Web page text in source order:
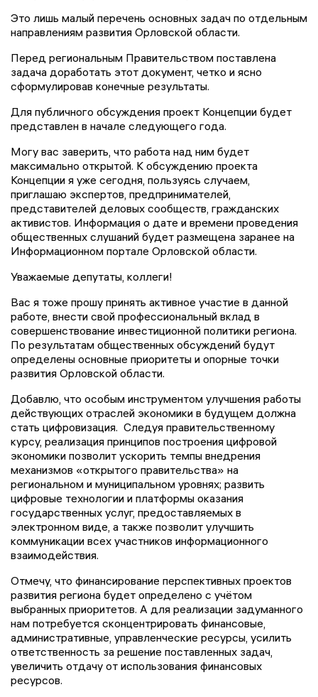
Это лишь малый перечень основных задач по отдельным
направлениям развития Орловской области.
Перед региональным Правительством поставлена
задача доработать этот документ, четко и ясно
сформулировав конечные результаты.
Для публичного обсуждения проект Концепции будет
представлен в начале следующего года.
Могу вас заверить, что работа над ним будет
максимально открытой. К обсуждению проекта
Концепции я уже сегодня, пользуясь случаем,
приглашаю экспертов, предпринимателей,
представителей деловых сообществ, гражданских
активистов. Информация о дате и времени проведения
общественных слушаний будет размещена заранее на
Информационном портале Орловской области.
Уважаемые депутаты, коллеги!
Вас я тоже прошу принять активное участие в данной
работе, внести свой профессиональный вклад в
совершенствование инвестиционной политики региона.
По результатам общественных обсуждений будут
определены основные приоритеты и опорные точки
развития Орловской области.
Добавлю, что особым инструментом улучшения работы
действующих отраслей экономики в будущем должна
стать цифровизация. Следуя правительственному
курсу, реализация принципов построения цифровой
экономики позволит ускорить темпы внедрения
механизмов «открытого правительства» на
региональном и муниципальном уровнях; развить
цифровые технологии и платформы оказания
государственных услуг, предоставляемых в
электронном виде, а также позволит улучшить
коммуникации всех участников информационного
взаимодействия.
Отмечу, что финансирование перспективных проектов
развития региона будет определено с учётом
выбранных приоритетов. А для реализации задуманного
нам потребуется сконцентрировать финансовые,
административные, управленческие ресурсы, усилить
ответственность за решение поставленных задач,
увеличить отдачу от использования финансовых
ресурсов.